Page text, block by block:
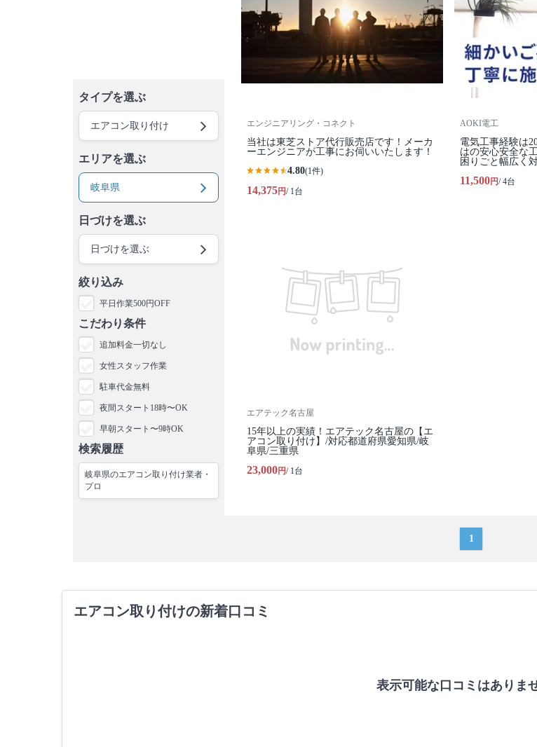
タイプを選ぶ
エアコン取り付け
エリアを選ぶ
岐阜県
日づけを選ぶ
日づけを選ぶ
絞り込み
平日作業500円OFF
こだわり条件
追加料金一切なし
女性スタッフ作業
駐車代金無料
夜間スタート18時〜OK
早朝スタート〜9時OK
検索履歴
岐阜県のエアコン取り付け業者・
プロ
エンジニアリング・コネクト
当社は東芝ストア代行販売店です！メーカ
ーエンジニアが工事にお伺いいたします！
4.80(1件)
14,375円/ 1台
AOKI電工
電気工事経験は
はの安心安全な
困りごと幅広く
11,500円/ 4台
エアテック名古屋
15年以上の実績！エアテック名古屋の【エ
アコン取り付け】/対応都道府県愛知県/岐
阜県/三重県
23,000円/ 1台
1
エアコン取り付けの新着口コミ
表示可能な口コミはありま